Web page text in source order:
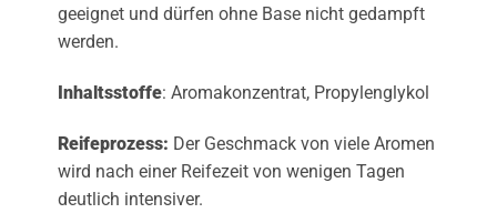
geeignet und dürfen ohne Base nicht gedampft
werden.
Inhaltsstoffe: Aromakonzentrat, Propylenglykol
Reifeprozess: Der Geschmack von viele Aromen
wird nach einer Reifezeit von wenigen Tagen
deutlich intensiver.